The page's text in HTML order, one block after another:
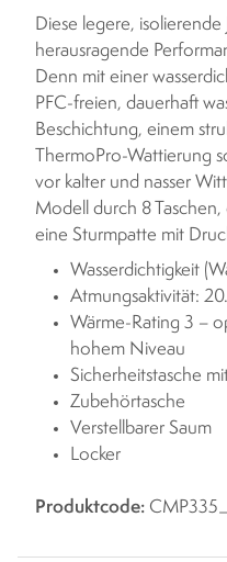
Diese legere, isolierende
herausragende
Denn mit einer
PFC-freien, dauerhaft
Beschichtung, einem
ThermoPro-Wattierung
vor kalter und nasser
Modell durch 8
eine Sturmpatte mit
Wasserdichtigkeit
Atmungsaktivität:
Wärme-Rating 3 –
hohem Niveau
Sicherheitstasche
Zubehörtasche
Verstellbarer Saum
Locker
Produktcode: